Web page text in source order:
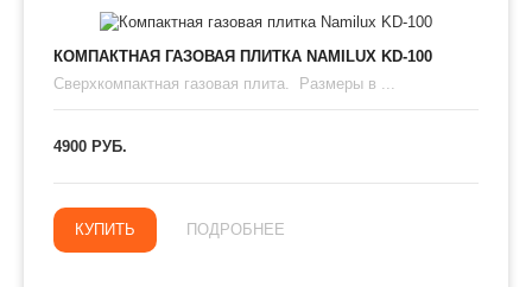
КОМПАКТНАЯ ГАЗОВАЯ ПЛИТКА NAMILUX KD-100
Сверхкомпактная газовая плита. Размеры в ...
4900 РУБ.
КУПИТЬ ПОДРОБНЕЕ